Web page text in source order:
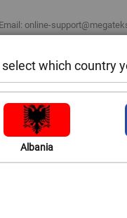
online-
ambientit
select which country
Albania